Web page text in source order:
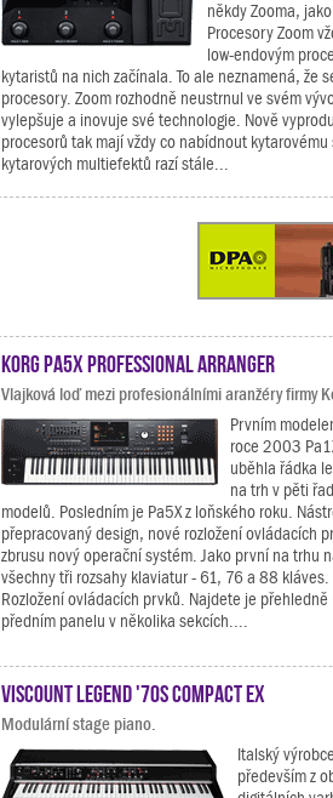
někdy Zooma,
Procesory Zoom
low-endovým
kytaristů na nich začínala. To ale neznamená, že
procesory. Zoom rozhodně neustrnul ve svém
vylepšuje a inovuje své technologie. Nově
procesorů tak mají vždy co nabídnout
kytarových multiefektů razí stále...
KORG Pa5X Professional Arranger
Vlajková loď mezi profesionálními aranžéry firmy
Prvním
roce 2003
uběhla řádka
na trh v pěti
modelů. Posledním je Pa5X z loňského roku.
přepracovaný design, nové rozložení ovládacích
zbrusu nový operační systém. Jako první na trhu
všechny tři rozsahy klaviatur - 61, 76 a 88 kláves.
Rozložení ovládacích prvků. Najdete je přehledně
předním panelu v několika sekcích....
Viscount Legend '70s Compact EX
Modulární stage piano.
Italský
především z